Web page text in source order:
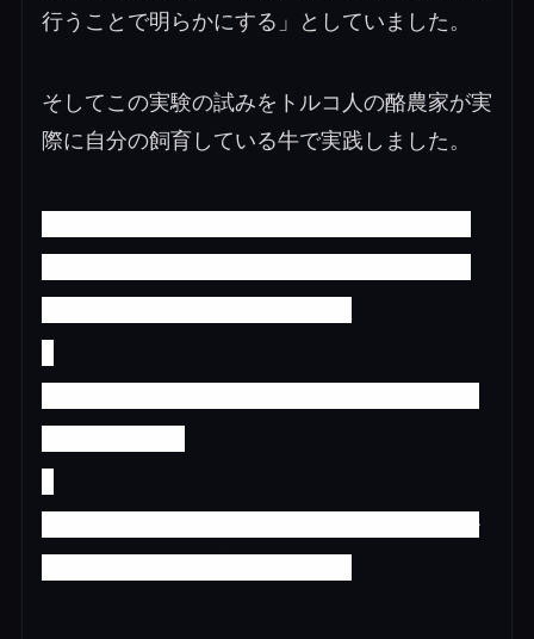
行うことで明らかにする」としていました。
そしてこの実験の試みをトルコ人の酪農家が実
際に自分の飼育している牛で実践しました。